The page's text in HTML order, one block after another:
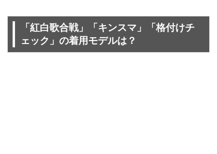
「紅白歌合戦」「キンスマ」「格付けチ
ェック」の着用モデルは？